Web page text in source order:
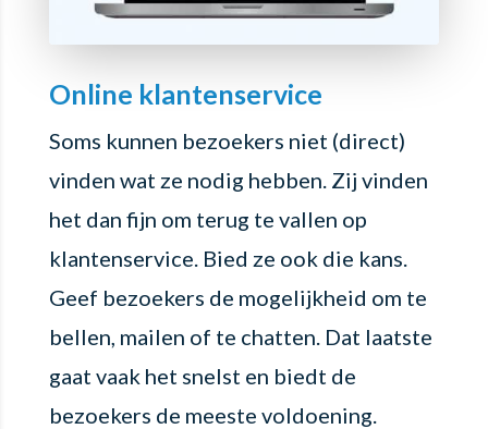
Online klantenservice
Soms kunnen bezoekers niet (direct)
vinden wat ze nodig hebben. Zij vinden
het dan fijn om terug te vallen op
klantenservice. Bied ze ook die kans.
Geef bezoekers de mogelijkheid om te
bellen, mailen of te chatten. Dat laatste
gaat vaak het snelst en biedt de
bezoekers de meeste voldoening.